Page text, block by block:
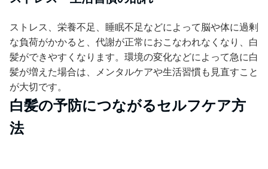
ストレス、栄養不足、睡眠不足などによって脳や体に過剰
な負荷がかかると、代謝が正常におこなわれなくなり、白
髪ができやすくなります。環境の変化などによって急に白
髪が増えた場合は、メンタルケアや生活習慣も見直すこと
が大切です。
白髪の予防につながるセルフケア方
法